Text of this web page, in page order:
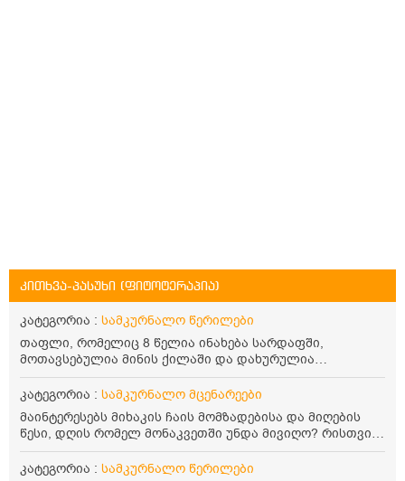
კითხვა-პასუხი (ფიტოტერაპია)
კატეგორია : სამკურნალო წერილები
თაფლი, რომელიც 8 წელია ინახება სარდაფში,
მოთავსებულია მინის ქილაში და დახურულია
პლასტმასის სახურავით. ექნება თუ არა შენარჩუნებული
სასარგებლო თვისებები და შეიძლება თუ არა მისი
მირთმევა? გმადლობთ.
კატეგორია : სამკურნალო მცენარეები
მაინტერესებს მიხაკის ჩაის მომზადებისა და მიღების
წესი, დღის რომელ მონაკვეთში უნდა მივიღო? რისთვის
არის სასარგებლო და უკუჩვენება თუ აქვს
კატეგორია : სამკურნალო წერილები